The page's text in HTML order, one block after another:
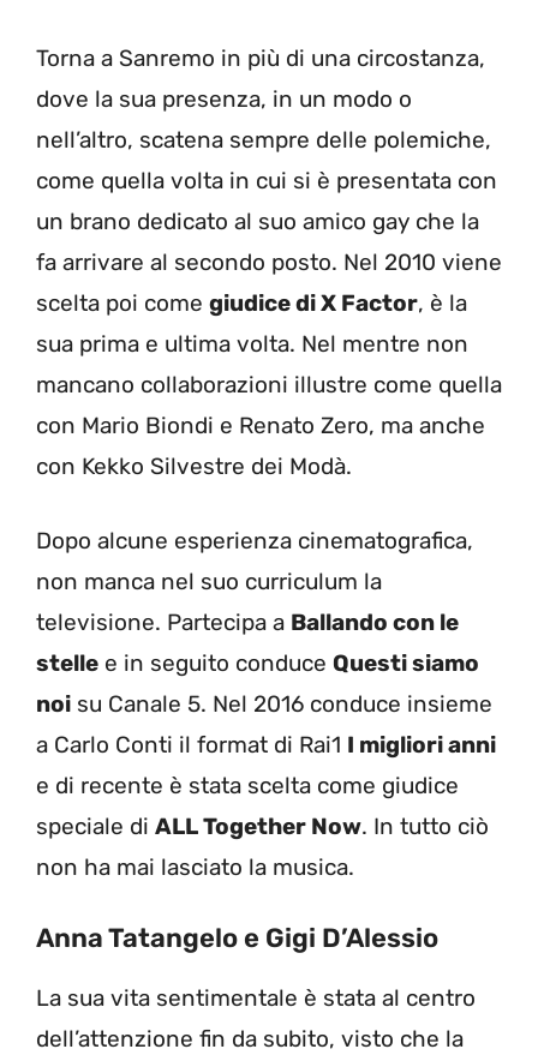
Torna a Sanremo in più di una circostanza,
dove la sua presenza, in un modo o
nell’altro, scatena sempre delle polemiche,
come quella volta in cui si è presentata con
un brano dedicato al suo amico gay che la
fa arrivare al secondo posto. Nel 2010 viene
scelta poi come giudice di X Factor, è la
sua prima e ultima volta. Nel mentre non
mancano collaborazioni illustre come quella
con Mario Biondi e Renato Zero, ma anche
con Kekko Silvestre dei Modà.
Dopo alcune esperienza cinematografica,
non manca nel suo curriculum la
televisione. Partecipa a Ballando con le
stelle e in seguito conduce Questi siamo
noi su Canale 5. Nel 2016 conduce insieme
a Carlo Conti il format di Rai1 I migliori anni
e di recente è stata scelta come giudice
speciale di ALL Together Now. In tutto ciò
non ha mai lasciato la musica.
Anna Tatangelo e Gigi D’Alessio
La sua vita sentimentale è stata al centro
dell’attenzione fin da subito, visto che la